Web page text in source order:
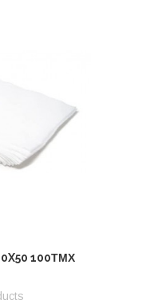
100ΤΜΧ